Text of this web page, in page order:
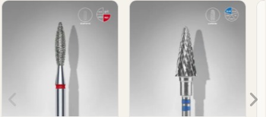
Carbide Diamond
Conische Blauw (8mm)
Carbide Diamant
Rood (2,3mm/5mm)